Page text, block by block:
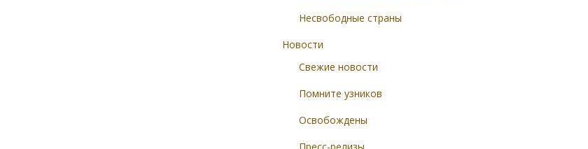
Несвободные страны
Новости
Свежие новости
Помните узников
Освобождены